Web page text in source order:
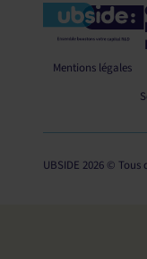
Mentions légales
UBSIDE 2026 © Tous